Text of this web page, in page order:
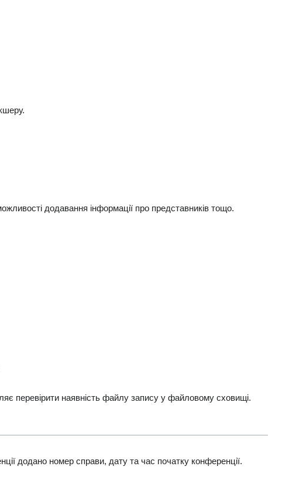
додавання інформації про представників тощо.
перевірити наявність файлу запису у файловому сховищі.
додано номер справи, дату та час початку конференції.